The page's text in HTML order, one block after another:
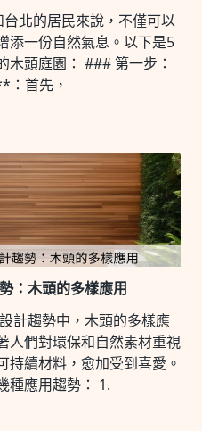
北的居民來說，不僅可以
添一份自然氣息。以下是5
木頭庭園： ### 第一步：
：首先，
：木頭的多樣應用
計趨勢中，木頭的多樣應
人們對環保和自然素材重視
持續材料，愈加受到喜愛。
種應用趨勢： 1.